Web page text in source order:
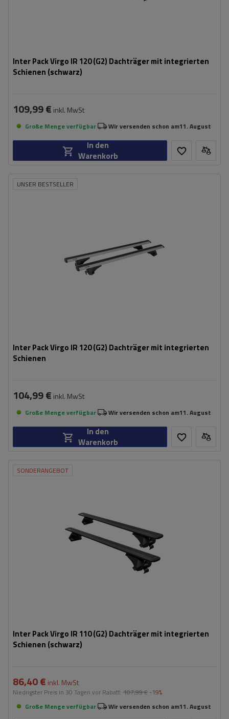
Inter Pack Virgo IR 120 (G2) Dachträger mit integrierten
Schienen (schwarz)
109,99 € inkl. MwSt
Große Menge verfügbar Wir versenden schon am11. August
In den
Warenkorb
UNSER BESTSELLER
Inter Pack Virgo IR 120 (G2) Dachträger mit integrierten
Schienen
104,99 € inkl. MwSt
Große Menge verfügbar Wir versenden schon am11. August
In den
Warenkorb
SONDERANGEBOT
Inter Pack Virgo IR 110 (G2) Dachträger mit integrierten
Schienen (schwarz)
86,40 € inkl. MwSt
Niedrigster Preis in 30 Tagen vor Rabatt: 107,99 € -19%
Große Menge verfügbar
Wir versenden schon am11. August